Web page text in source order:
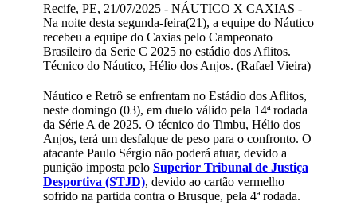
Recife, PE, 21/07/2025 - NÁUTICO X CAXIAS -
Na noite desta segunda-feira(21), a equipe do Náutico
recebeu a equipe do Caxias pelo Campeonato
Brasileiro da Serie C 2025 no estádio dos Aflitos.
Técnico do Náutico, Hélio dos Anjos. (Rafael Vieira)
Náutico e Retrô se enfrentam no Estádio dos Aflitos,
neste domingo (03), em duelo válido pela 14ª rodada
da Série A de 2025. O técnico do Timbu, Hélio dos
Anjos, terá um desfalque de peso para o confronto. O
atacante Paulo Sérgio não poderá atuar, devido a
punição imposta pelo Superior Tribunal de Justiça
Desportiva (STJD), devido ao cartão vermelho
sofrido na partida contra o Brusque, pela 4ª rodada.